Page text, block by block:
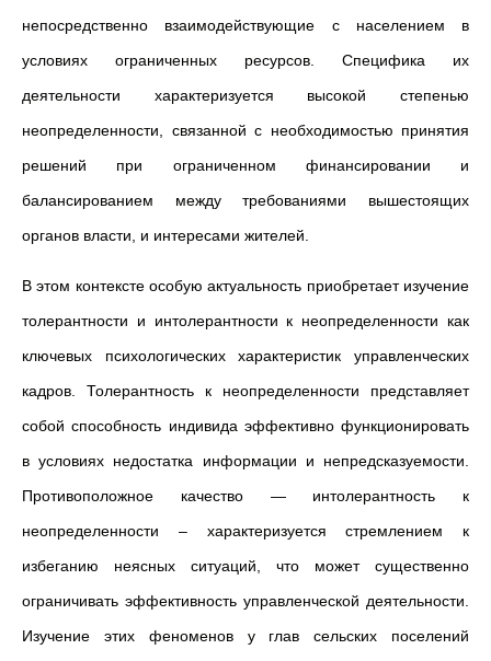
непосредственно взаимодействующие с населением в
условиях ограниченных ресурсов. Специфика их
деятельности характеризуется высокой степенью
неопределенности, связанной с необходимостью принятия
решений при ограниченном финансировании и
балансированием между требованиями вышестоящих
органов власти, и интересами жителей.
В этом контексте особую актуальность приобретает изучение
толерантности и интолерантности к неопределенности как
ключевых психологических характеристик управленческих
кадров. Толерантность к неопределенности представляет
собой способность индивида эффективно функционировать
в условиях недостатка информации и непредсказуемости.
Противоположное качество — интолерантность к
неопределенности – характеризуется стремлением к
избеганию неясных ситуаций, что может существенно
ограничивать эффективность управленческой деятельности.
Изучение этих феноменов у глав сельских поселений